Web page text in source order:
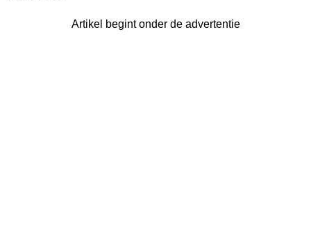
Artikel begint onder de advertentie